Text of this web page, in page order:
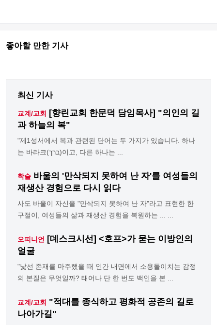
좋아할 만한 기사
최신 기사
교계/교회
[향린교회 한문덕 담임목사] "의인의 길
과 하늘의 복"
"제1성서에서 복과 관련된 단어는 두 가지가 있습니다. 하나
는 바라크(ברך)이고, 다른 하나는 ...
학술 바울의 '만삭되지 못하여 난 자'를 여성들의
재생산 경험으로 다시 읽다
사도 바울이 자신을 "만삭되지 못하여 난 자"라고 표현한 한
구절이, 여성들의 삶과 재생산 경험을 복원하는 ... ...
오피니언 [데스크시선] <호프>가 묻는 이방인의
얼굴
"낯선 존재를 마주했을 때 인간 내면에서 소용돌이치는 감정
의 본질은 무엇일까? 태어나 단 한 번도 백인을 본 ...
교계/교회 "적대를 종식하고 평화적 공존의 길로
나아가길"